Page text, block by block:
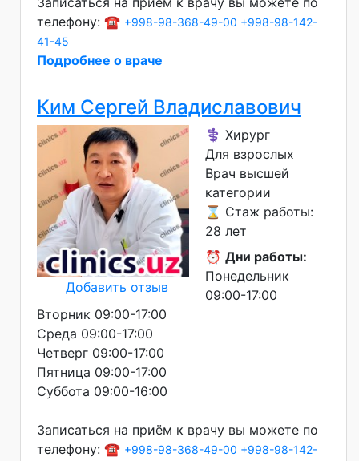
телефону: ☎️ +998-98-368-49-00 +998-98-142-
41-45
Подробнее о враче
Ким Сергей Владиславович
Добавить отзыв
⚕️ Хирург
Для взрослых
Врач высшей
категории
⌛ Стаж работы:
28 лет
⏰ Дни работы:
Понедельник
09:00-17:00
Вторник 09:00-17:00
Среда 09:00-17:00
Четверг 09:00-17:00
Пятница 09:00-17:00
Суббота 09:00-16:00
Записаться на приём к врачу вы можете по
телефону: ☎️ +998-98-368-49-00 +998-98-142-